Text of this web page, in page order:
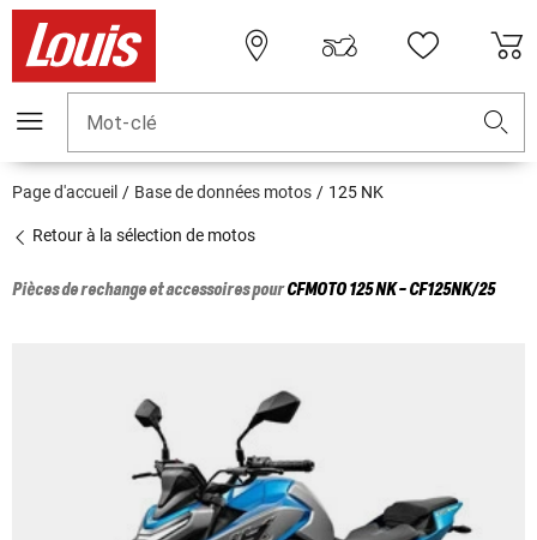
Mot-clé
Page d'accueil Base de données motos 125 NK
Retour à la sélection de motos
Pièces de rechange et accessoires pourCFMOTO125 NK - CF125NK/25